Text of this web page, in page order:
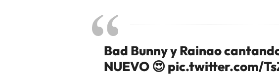
Bad Bunny y Rainao
NUEVO 😍 pic.twitter.com/